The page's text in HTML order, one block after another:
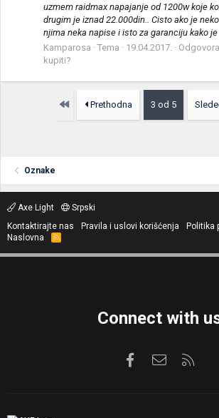
uzmem raidmax napajanje od 1200w koje
drugim je iznad 22.000din.. Cisto ako je
njima neka napise i isto za garanciju kako je
Kamparosa
Tema 19.04.2017.
kupiti?
Prvo Prethodna 3 od 5
Oznake
Axe Light
Srpski
Kontaktirajte nas
Pravila i uslovi korišćenja Politika
Naslovna
R
S
Connect with
Facebook